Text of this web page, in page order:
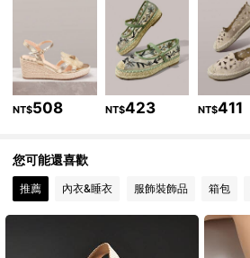
234K 追蹤者
4.92 234K 追蹤者
4.92 234K 追蹤者
4.92
4.92
NT$508 NT$423 NT$411
您可能還喜歡
推薦 內衣&睡衣 服飾裝飾品 箱包